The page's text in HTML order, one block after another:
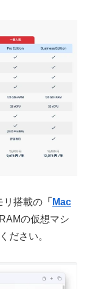
リ搭載の 「 Mac
の仮想マシ
ださい。